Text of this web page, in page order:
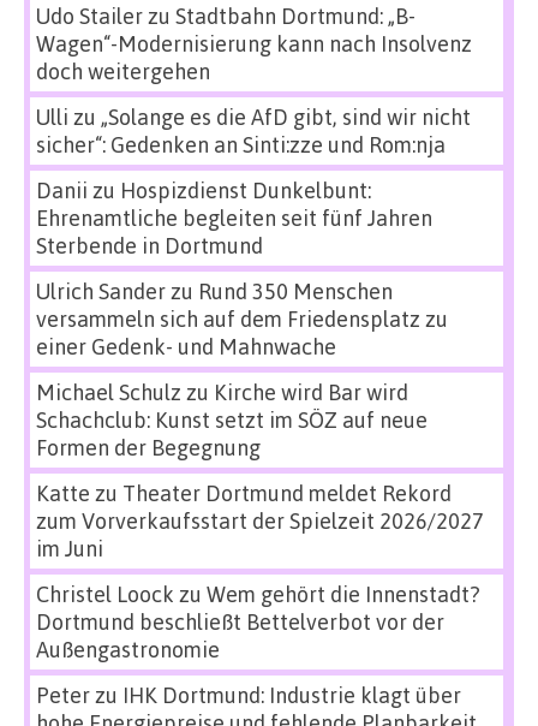
Udo Stailerzu Stadtbahn Dortmund: „B-
Wagen“-Modernisierung kann nach Insolvenz
doch weitergehen
Ulli zu „Solange es die AfD gibt, sind wir nicht
sicher“: Gedenken an Sinti:zze und Rom:nja
Danii zu Hospizdienst Dunkelbunt:
Ehrenamtliche begleiten seit fünf Jahren
Sterbende in Dortmund
Ulrich Sanderzu Rund 350 Menschen
versammeln sich auf dem Friedensplatz zu
einer Gedenk- und Mahnwache
Michael Schulz zu Kirche wird Bar wird
Schachclub: Kunst setzt im SÖZ auf neue
Formen der Begegnung
Katte zu Theater Dortmund meldet Rekord
zum Vorverkaufsstart der Spielzeit 2026/2027
im Juni
Christel Loock zu Wem gehört die Innenstadt?
Dortmund beschließt Bettelverbot vor der
Außengastronomie
Peterzu IHK Dortmund: Industrie klagt über